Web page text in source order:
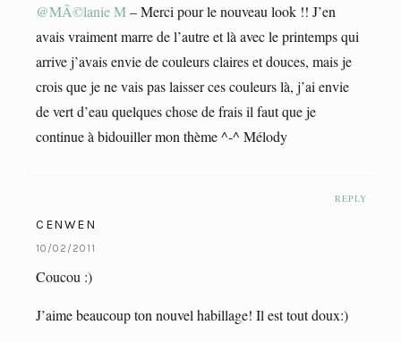
@MÃ©lanie M– Merci pour le nouveau look !! J’en
avais vraiment marre de l’autre et là avec le printemps qui
arrive j’avais envie de couleurs claires et douces, mais je
crois que je ne vais pas laisser ces couleurs là, j’ai envie
de vert d’eau quelques chose de frais il faut que je
continue à bidouiller mon thème ^-^ Mélody
REPLY
CENWEN
10/02/2011
Coucou :)
J’aime beaucoup ton nouvel habillage! Il est tout doux:)